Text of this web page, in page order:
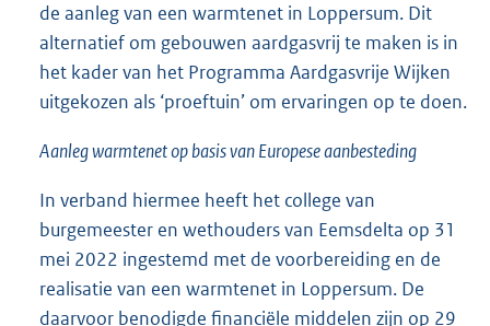
de aanleg van een warmtenet in Loppersum. Dit
alternatief om gebouwen aardgasvrij te maken is in
het kader van het Programma Aardgasvrije Wijken
uitgekozen als ‘proeftuin’ om ervaringen op te doen.
Aanleg warmtenet op basis van Europese aanbesteding
In verband hiermee heeft het college van
burgemeester en wethouders van Eemsdelta op 31
mei 2022 ingestemd met de voorbereiding en de
realisatie van een warmtenet in Loppersum. De
daarvoor benodigde financiële middelen zijn op 29